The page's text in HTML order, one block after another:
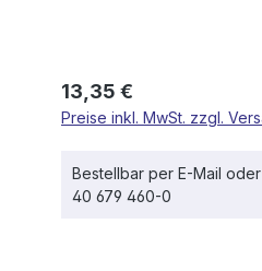
Regulärer Preis:
13,35 €
Preise inkl. MwSt. zzgl.
Bestellbar per E-Mail
40 679 460-0